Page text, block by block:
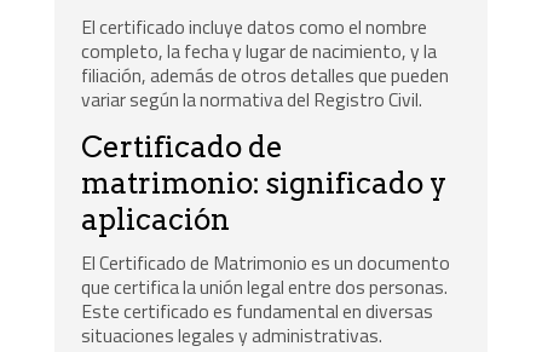
El certificado incluye datos como el nombre
completo, la fecha y lugar de nacimiento, y la
filiación, además de otros detalles que pueden
variar según la normativa del Registro Civil.
Certificado de
matrimonio: significado y
aplicación
El Certificado de Matrimonio es un documento
que certifica la unión legal entre dos personas.
Este certificado es fundamental en diversas
situaciones legales y administrativas.